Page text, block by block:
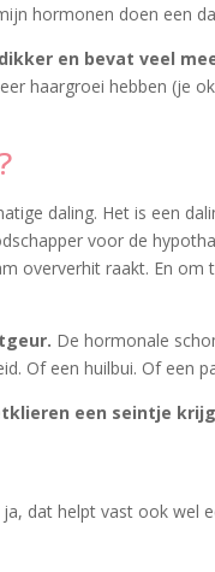
hormonen doen een
en bevat veel
haargroei hebben (je
daling. Het is een
voor de
oververhit raakt. En
De hormonale
Of een huilbui. Of een
een seintje
dat helpt vast ook